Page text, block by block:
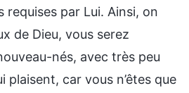
requises par Lui. Ainsi, on
de Dieu, vous serez
nés, avec très peu
plaisent, car vous n’êtes que